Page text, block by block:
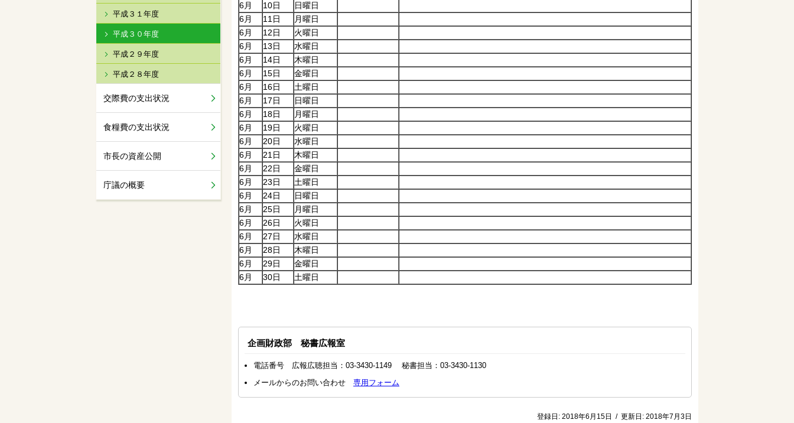
平成３１年度
平成３０年度
平成２９年度
平成２８年度
交際費の支出状況
食糧費の支出状況
市長の資産公開
庁議の概要
6月
10日
日曜日
6月
11日
月曜日
6月
12日
火曜日
6月
13日
水曜日
6月
14日
木曜日
6月
15日
金曜日
6月
16日
土曜日
6月
17日
日曜日
6月
18日
月曜日
6月
19日
火曜日
6月
20日
水曜日
6月
21日
木曜日
6月
22日
金曜日
6月
23日
土曜日
6月
24日
日曜日
6月
25日
月曜日
6月
26日
火曜日
6月
27日
水曜日
6月
28日
木曜日
6月
29日
金曜日
6月
30日 土曜日
企画財政部 秘書広報室
電話番号 広報広聴担当：03-3430-1149 秘書担当：03-3430-1130
メールからのお問い合わせ 専用フォーム
登録日: 2018年6月15日 / 更新日: 2018年7月3日